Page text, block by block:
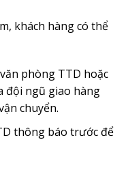
khách hàng có thể
phòng TTD hoặc
đội ngũ giao hàng
chuyển.
thông báo trước để